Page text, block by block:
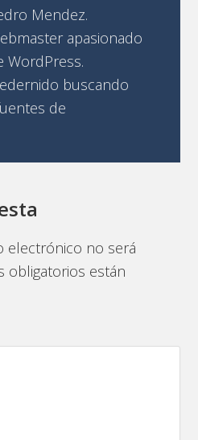
Mendez.
apasionado
WordPress.
buscando
de
electrónico no será
obligatorios están